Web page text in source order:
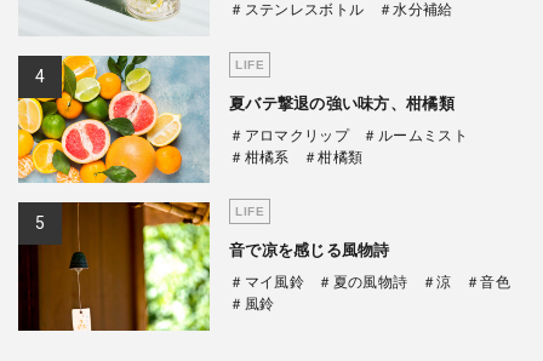
＃ステンレスボトル ＃水分補給
LIFE
夏バテ撃退の強い味方、柑橘類
＃アロマクリップ
＃ルームミスト
＃柑橘系
＃柑橘類
LIFE
音で凉を感じる風物詩
＃マイ風鈴 ＃夏の風物詩 ＃涼
＃音色
＃風鈴